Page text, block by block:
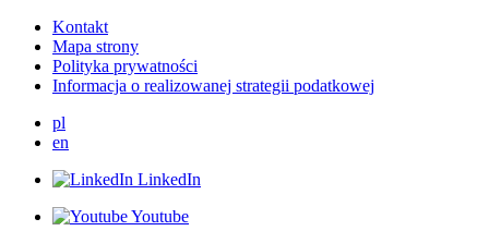
Kontakt
Mapa strony
Polityka prywatności
Informacja o realizowanej strategii podatkowej
pl
en
LinkedIn
Youtube